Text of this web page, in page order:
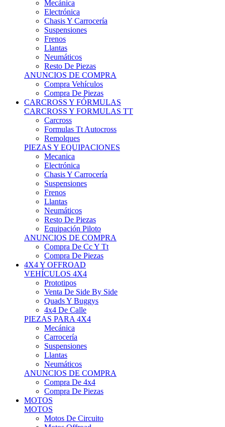
Mecánica
Electrónica
Chasis Y Carrocería
Suspensiones
Frenos
Llantas
Neumáticos
Resto De Piezas
ANUNCIOS DE COMPRA
Compra Vehículos
Compra De Piezas
CARCROSS Y FÓRMULAS
CARCROSS Y FORMULAS TT
Carcross
Formulas Tt Autocross
Remolques
PIEZAS Y EQUIPACIONES
Mecanica
Electrónica
Chasis Y Carrocería
Suspensiones
Frenos
Llantas
Neumáticos
Resto De Piezas
Equipación Piloto
ANUNCIOS DE COMPRA
Compra De Cc Y Tt
Compra De Piezas
4X4 Y OFFROAD
VEHÍCULOS 4X4
Prototipos
Venta De Side By Side
Quads Y Buggys
4x4 De Calle
PIEZAS PARA 4X4
Mecánica
Carrocería
Suspensiones
Llantas
Neumáticos
ANUNCIOS DE COMPRA
Compra De 4x4
Compra De Piezas
MOTOS
MOTOS
Motos De Circuito